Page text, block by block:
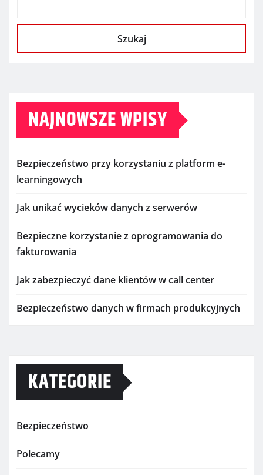
Szukaj
NAJNOWSZE WPISY
Bezpieczeństwo przy korzystaniu z platform e-
learningowych
Jak unikać wycieków danych z serwerów
Bezpieczne korzystanie z oprogramowania do
fakturowania
Jak zabezpieczyć dane klientów w call center
Bezpieczeństwo danych w firmach produkcyjnych
KATEGORIE
Bezpieczeństwo
Polecamy